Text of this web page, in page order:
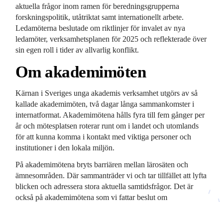
aktuella frågor inom ramen för beredningsgrupperna
forskningspolitik, utåtriktat samt internationellt arbete.
Ledamöterna beslutade om riktlinjer för invalet av nya
ledamöter, verksamhetsplanen för 2025 och reflekterade över
sin egen roll i tider av allvarlig konflikt.
Om akademimöten
Kärnan i Sveriges unga akademis verksamhet utgörs av så
kallade akademimöten, två dagar långa sammankomster i
internatformat. Akademimötena hålls fyra till fem gånger per
år och mötesplatsen roterar runt om i landet och utomlands
för att kunna komma i kontakt med viktiga personer och
institutioner i den lokala miljön.
På akademimötena bryts barriären mellan lärosäten och
ämnesområden. Där sammanträder vi och tar tillfället att lyfta
blicken och adressera stora aktuella samtidsfrågor. Det är
också på akademimötena som vi fattar beslut om